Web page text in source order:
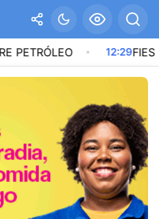
12:29 FIES